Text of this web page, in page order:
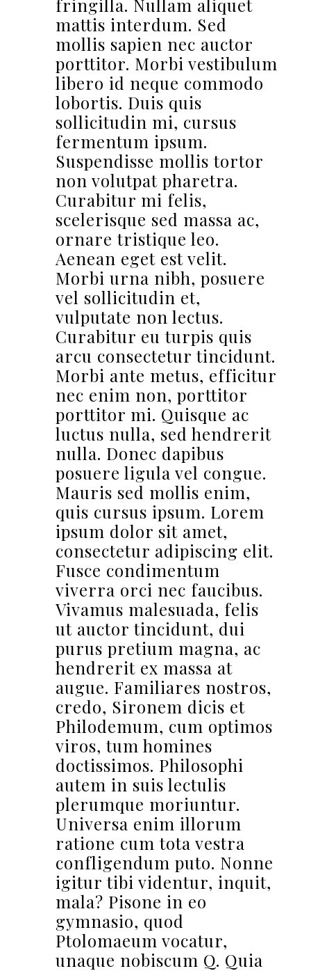
fringilla. Nullam aliquet
mattis interdum. Sed
mollis sapien nec auctor
porttitor. Morbi vestibulum
libero id neque commodo
lobortis. Duis quis
sollicitudin mi, cursus
fermentum ipsum.
Suspendisse mollis tortor
non volutpat pharetra.
Curabitur mi felis,
scelerisque sed massa ac,
ornare tristique leo.
Aenean eget est velit.
Morbi urna nibh, posuere
vel sollicitudin et,
vulputate non lectus.
Curabitur eu turpis quis
arcu consectetur tincidunt.
Morbi ante metus, efficitur
nec enim non, porttitor
porttitor mi. Quisque ac
luctus nulla, sed hendrerit
nulla. Donec dapibus
posuere ligula vel congue.
Mauris sed mollis enim,
quis cursus ipsum. Lorem
ipsum dolor sit amet,
consectetur adipiscing elit.
Fusce condimentum
viverra orci nec faucibus.
Vivamus malesuada, felis
ut auctor tincidunt, dui
purus pretium magna, ac
hendrerit ex massa at
augue. Familiares nostros,
credo, Sironem dicis et
Philodemum, cum optimos
viros, tum homines
doctissimos. Philosophi
autem in suis lectulis
plerumque moriuntur.
Universa enim illorum
ratione cum tota vestra
confligendum puto. Nonne
igitur tibi videntur, inquit,
mala? Pisone in eo
gymnasio, quod
Ptolomaeum vocatur,
unaque nobiscum Q. Quia